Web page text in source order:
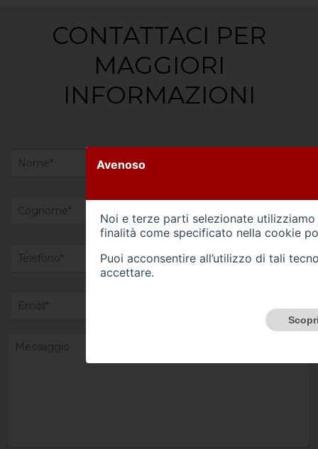
CONTATTACI PER
MAGGIORI
INFORMAZIONI
Avenoso
Noi e terze parti selezionate
finalità come specificato nella cookie
Puoi acconsentire all’utilizzo di tali
accettare.